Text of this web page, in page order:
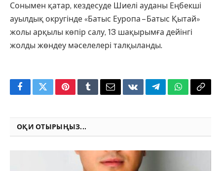
Сонымен қатар, кездесуде Шиелі ауданы Еңбекші
ауылдық округінде «Батыс Еуропа – Батыс Қытай»
жолы арқылы көпір салу, 13 шақырымға дейінгі
жолды жөндеу мәселелері талқыланды.
FacebookTwitterPinterestTumblrEmailVKontakteTelegramWhatsApp
Copy
ОҚИ ОТЫРЫҢЫЗ...